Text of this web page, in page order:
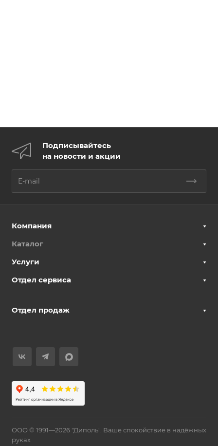
Подписывайтесь
на новости и акции
Компания
Каталог
Услуги
Отдел сервиса
Отдел продаж
ООО © 1991—2026 "Диполь". Ваше спокойствие в надёжных
руках